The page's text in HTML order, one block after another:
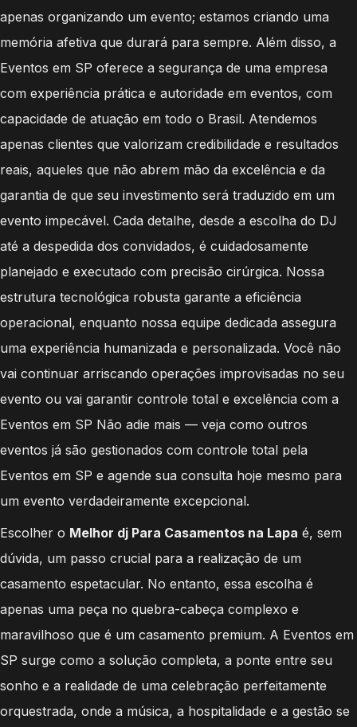
apenas organizando um evento; estamos criando uma
memória afetiva que durará para sempre. Além disso, a
Eventos em SP oferece a segurança de uma empresa
com experiência prática e autoridade em eventos, com
capacidade de atuação em todo o Brasil. Atendemos
apenas clientes que valorizam credibilidade e resultados
reais, aqueles que não abrem mão da excelência e da
garantia de que seu investimento será traduzido em um
evento impecável. Cada detalhe, desde a escolha do DJ
até a despedida dos convidados, é cuidadosamente
planejado e executado com precisão cirúrgica. Nossa
estrutura tecnológica robusta garante a eficiência
operacional, enquanto nossa equipe dedicada assegura
uma experiência humanizada e personalizada. Você não
vai continuar arriscando operações improvisadas no seu
evento ou vai garantir controle total e excelência com a
Eventos em SP Não adie mais — veja como outros
eventos já são gestionados com controle total pela
Eventos em SP e agende sua consulta hoje mesmo para
um evento verdadeiramente excepcional.
Escolher o Melhor dj Para Casamentos na Lapa é, sem
dúvida, um passo crucial para a realização de um
casamento espetacular. No entanto, essa escolha é
apenas uma peça no quebra-cabeça complexo e
maravilhoso que é um casamento premium. A Eventos em
SP surge como a solução completa, a ponte entre seu
sonho e a realidade de uma celebração perfeitamente
orquestrada, onde a música, a hospitalidade e a gestão se